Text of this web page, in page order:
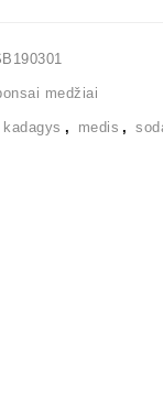
medžiai
kadagys , medis ,